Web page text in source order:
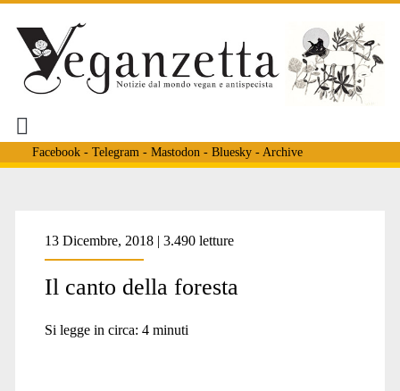
Facebook- Telegram - Mastodon - Bluesky- Archive
<span>Neil
13 Dicembre, 2018 | 3.490 letture
Il canto della foresta
Si legge in circa: 4 minuti